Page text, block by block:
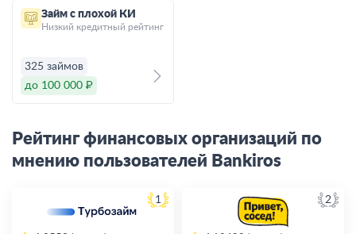
Займ с плохой КИ
Низкий кредитный рейтинг
325 займов
до 100 000 ₽
Рейтинг финансовых организаций по
мнению пользователей Bankiros
1 2